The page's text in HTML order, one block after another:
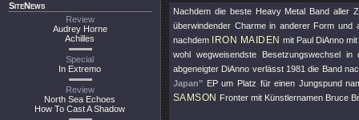
SiteNews
Review
Audrey Horne
Achilles
Special
In Extremo
Review
North Sea Echoes
How To Cast A Shadow
Nachdem die beste Heavy Metal Band aller
überwindender Charme in anderer Form
nachdem
IRON MAIDEN mit Paul DiAnno
wohl wegweisendste Besetzungswechsel
abgeneigter DiAnno verlässt 1981 die Band
Japan" EP um Platz für einen Jungspund
SAMSON Fronter mit Künstlernamen Bruce